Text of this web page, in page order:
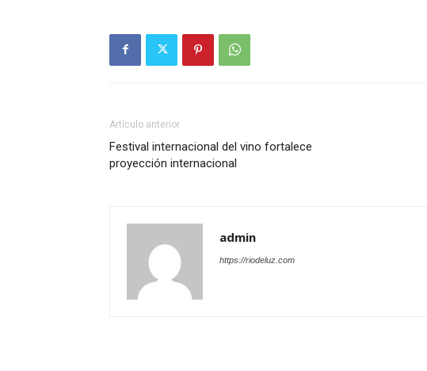
Artículo anterior
Festival internacional del vino fortalece
proyección internacional
admin
https://riodeluz.com